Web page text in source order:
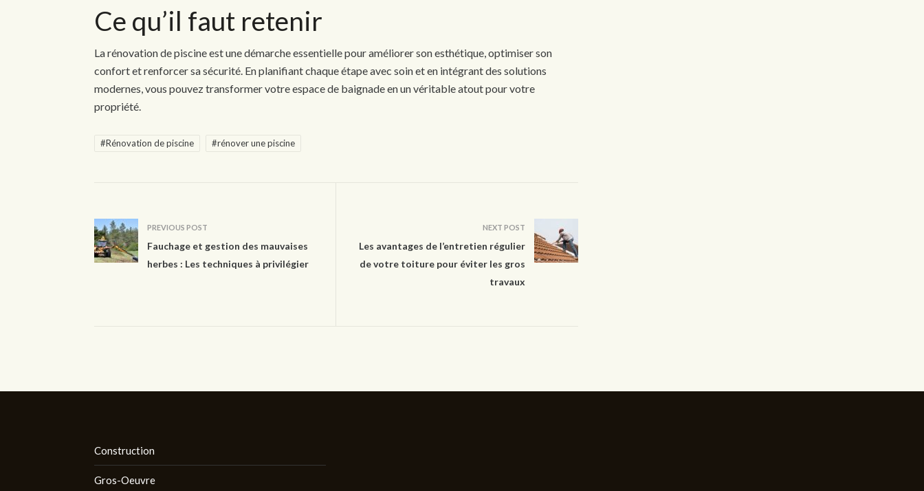
Ce qu’il faut retenir
La rénovation de piscine est une démarche essentielle pour améliorer son esthétique, optimiser son
confort et renforcer sa sécurité. En planifiant chaque étape avec soin et en intégrant des solutions
modernes, vous pouvez transformer votre espace de baignade en un véritable atout pour votre
propriété.
#Rénovation de piscine #rénover une piscine
PREVIOUS POST
Fauchage et gestion des mauvaises
herbes : Les techniques à privilégier
NEXT POST
Les avantages de l’entretien régulier
de votre toiture pour éviter les gros
travaux
Construction
Gros-Oeuvre